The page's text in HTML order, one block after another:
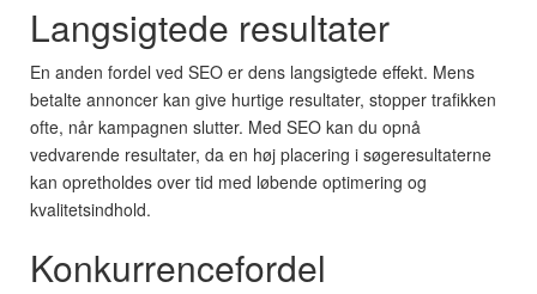
Langsigtede resultater
En anden fordel ved SEO er dens langsigtede effekt. Mens
betalte annoncer kan give hurtige resultater, stopper trafikken
ofte, når kampagnen slutter. Med SEO kan du opnå
vedvarende resultater, da en høj placering i søgeresultaterne
kan opretholdes over tid med løbende optimering og
kvalitetsindhold.
Konkurrencefordel